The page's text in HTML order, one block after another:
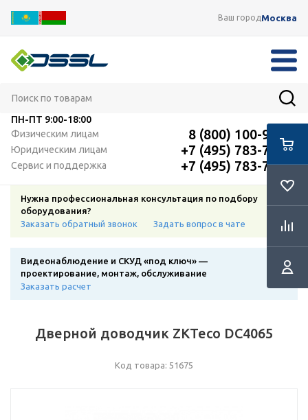
Ваш городМосква
ПН-ПТ 9:00-18:00
Физическим лицам
8 (800) 100-91-12
Юридическим лицам +7 (495) 783-72-87
Сервис и поддержка +7 (495) 783-72-87
Нужна профессиональная консультация по подбору
оборудования?
Заказать обратный звонок
Задать вопрос в чате
Видеонаблюдение и СКУД «под ключ» —
проектирование, монтаж, обслуживание
Заказать расчет
Дверной доводчик ZKTeco DC4065
Код товара: 51675